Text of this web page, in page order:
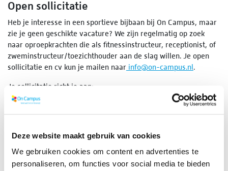
Deze website maakt gebruik van cookies
We gebruiken cookies om content en advertenties te
personaliseren, om functies voor social media te bieden
Open sollicitatie
Heb je interesse in een sportieve bijbaan bij On Campus, maar
zie je geen geschikte vacature? We zijn regelmatig op zoek
naar oproepkrachten die als fitnessinstructeur, receptionist, of
zweminstructeur/toezichthouder aan de slag willen. Je open
sollicitatie en cv kun je mailen naar info@on-campus.nl.
Je sollicitatie richt je aan:
On Campus
T.a.v. Laura Bosgra
8017 CA Zwolle
info@on-campus.nl